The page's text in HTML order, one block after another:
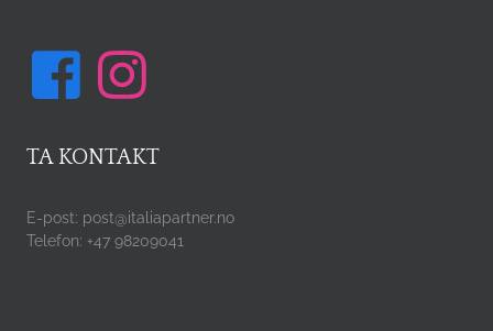
TA KONTAKT
E-post: post@italiapartner.no
Telefon: +47 98209041